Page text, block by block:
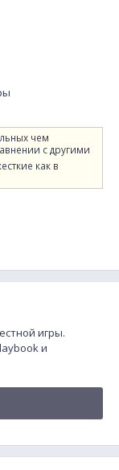
чем
с другими
как в
игры.
и